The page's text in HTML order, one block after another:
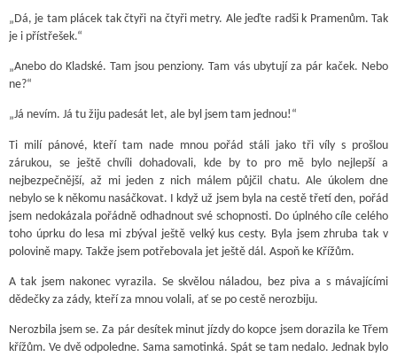
„Dá, je tam plácek tak čtyři na čtyři metry. Ale jeďte radši k Pramenům. Tak
je i přístřešek.“
„Anebo do Kladské. Tam jsou penziony. Tam vás ubytují za pár kaček. Nebo
ne?“
„Já nevím. Já tu žiju padesát let, ale byl jsem tam jednou!“
Ti milí pánové, kteří tam nade mnou pořád stáli jako tři víly s prošlou
zárukou, se ještě chvíli dohadovali, kde by to pro mě bylo nejlepší a
nejbezpečnější, až mi jeden z nich málem půjčil chatu. Ale úkolem dne
nebylo se k někomu nasáčkovat. I když už jsem byla na cestě třetí den, pořád
jsem nedokázala pořádně odhadnout své schopnosti. Do úplného cíle celého
toho úprku do lesa mi zbýval ještě velký kus cesty. Byla jsem zhruba tak v
polovině mapy. Takže jsem potřebovala jet ještě dál. Aspoň ke Křížům.
A tak jsem nakonec vyrazila. Se skvělou náladou, bez piva a s mávajícími
dědečky za zády, kteří za mnou volali, ať se po cestě nerozbiju.
Nerozbila jsem se. Za pár desítek minut jízdy do kopce jsem dorazila ke Třem
křížům. Ve dvě odpoledne. Sama samotinká. Spát se tam nedalo. Jednak bylo